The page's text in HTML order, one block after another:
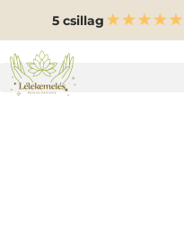
5 csillag